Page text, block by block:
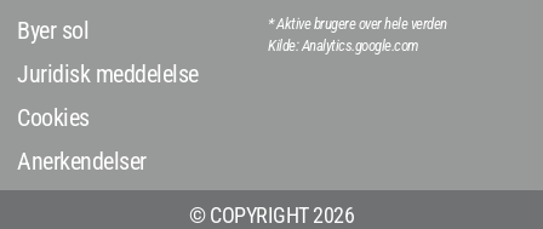
Byer sol
Juridisk meddelelse
Cookies
Anerkendelser
* Aktive brugere over hele verden
Kilde: Analytics.google.com
© COPYRIGHT 2026